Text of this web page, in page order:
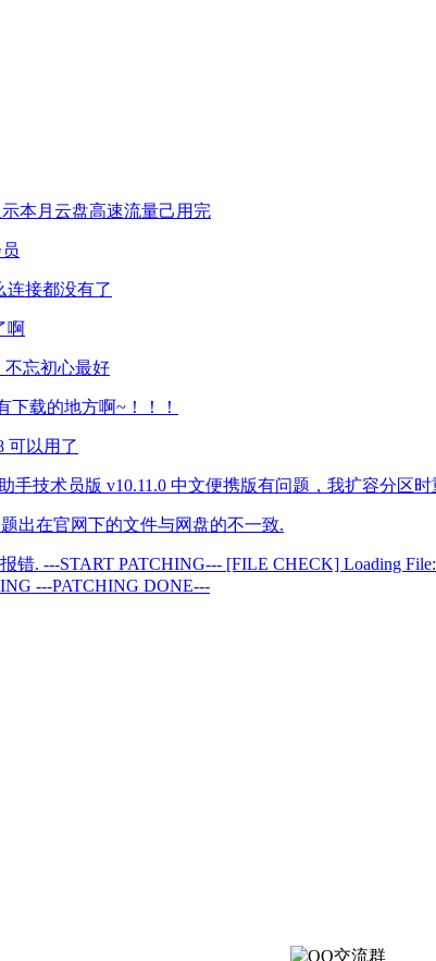
本月云盘高速流量己用完
连接都没有了
啊
不忘初心最好
下载的地方啊~！！！
可以用了
手技术员版 v10.11.0 中文便携版有问题，我扩容分区
出在官网下的文件与网盘的不一致.
错. ---START PATCHING--- [FILE CHECK] Loading
---PATCHING DONE---